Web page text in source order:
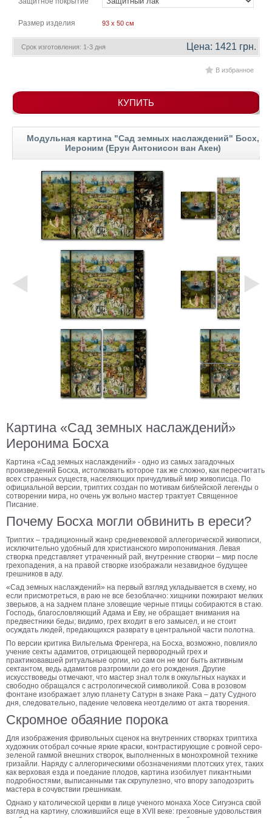
гостинную
света
темы
Пейзаж
Импрессионизм
Небо
Абстракция
В
ресторан
Ван
Гог
Замки
Еда
В
бар
Цветы
Натюрморт
В
кухню
Климт
Море
Старинные
карты
В
ванную
Уорхолл
Городские
пейзажи
В
зал
Пикассо
Посмотреть
все
темы
Постеры
Размер изделия 93 x 50 см
Срок изготовления: 1-3 дня Цена: 1421 грн.
В избранное
КУПИТЬ
Модульная картина "Сад земных наслаждений" Босх,
Иероним (Ерун Антонисон ван Акен)
Картина «Сад земных наслаждений»
Иеронима Босха
Картина «Сад земных наслаждений» - одно из самых загадочных
произведений Босха, истолковать которое так же сложно, как пересчитать
всех странных существ, населяющих причудливый мир живописца. По
официальной версии, триптих создан по мотивам библейской легенды о
сотворении мира, но очень уж вольно мастер трактует Священное
Писание.
Почему Босха могли обвинить в ереси?
Триптих – традиционный жанр средневековой аллегорической живописи,
исключительно удобный для христианского миропонимания. Левая
створка представляет утраченный рай, внутренние створки – мир после
грехопадения, а на правой створке изображали незавидное будущее
грешников в аду.
«Сад земных наслаждений» на первый взгляд укладывается в схему, но
если присмотреться, в раю не все безоблачно: хищники пожирают мелких
зверьков, а на заднем плане зловещие черные птицы собираются в стаю.
Господь, благословляющий Адама и Еву, не обращает внимания на
предвестники беды; видимо, грех входит в его замысел, и не стоит
осуждать людей, предающихся разврату в центральной части полотна.
По версии критика Вильгельма Френгера, на Босха, возможно, повлияло
учение секты адамитов, отрицающей первородный грех и
практиковавшей ритуальные оргии, но сам он не мог быть активным
сектантом, ведь адамитов разгромили до его рождения. Другие
искусствоведы отмечают, что мастер знал толк в оккультных науках и
свободно обращался с астрологической символикой. Сова в розовом
фонтане изображает злую планету Сатурн в знаке Рака – дату Судного
дня, следовательно, падение человека неотделимо от акта творения.
Скромное обаяние порока
Для изображения фривольных сценок на внутренних створках триптиха
художник отобрал сочные яркие краски, контрастирующие с ровной серо-
зеленой гаммой внешних створок, выполненных в монохромной технике
гризайли. Наряду с аллегорическими обозначениями плотских утех, таких
как верховая езда и поедание плодов, картина изобилует пикантными
подробностями, выписанными так скрупулезно, что впору заподозрить
мастера в сочувствии грешникам.
Однако у католической церкви в лице ученого монаха Хосе Сигуэнса свой
взгляд на картину, сложившийся еще в XVII веке: греховные удовольствия